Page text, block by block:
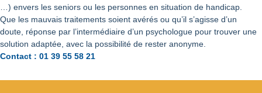
…) envers les seniors ou les personnes en situation de handicap.
Que les mauvais traitements soient avérés ou qu’il s’agisse d’un
doute, réponse par l’intermédiaire d’un psychologue pour trouver une
solution adaptée, avec la possibilité de rester anonyme.
Contact : 01 39 55 58 21